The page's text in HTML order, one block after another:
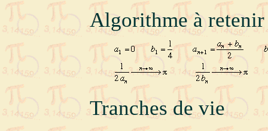
Algorithme à retenir
Tranches de vie